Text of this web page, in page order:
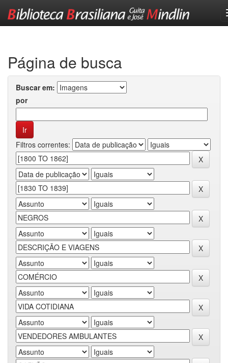
Página de busca
Buscar em:
por
Filtros correntes: